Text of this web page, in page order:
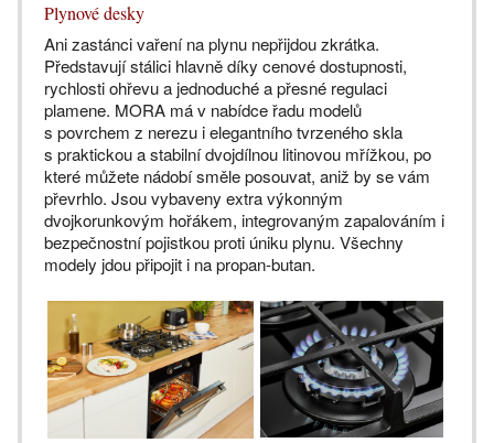
Plynové desky
Ani zastánci vaření na plynu nepřijdou zkrátka.
Představují stálici hlavně díky cenové dostupnosti,
rychlosti ohřevu a jednoduché a přesné regulaci
plamene. MORA má v nabídce řadu modelů
s povrchem z nerezu i elegantního tvrzeného skla
s praktickou a stabilní dvojdílnou litinovou mřížkou, po
které můžete nádobí směle posouvat, aniž by se vám
převrhlo. Jsou vybaveny extra výkonným
dvojkorunkovým hořákem, integrovaným zapalováním i
bezpečnostní pojistkou proti úniku plynu. Všechny
modely jdou připojit i na propan-butan.